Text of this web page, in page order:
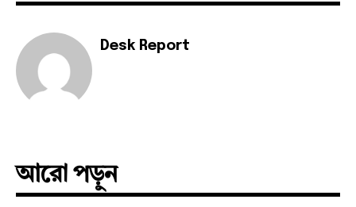
Desk Report
আরো পড়ুন